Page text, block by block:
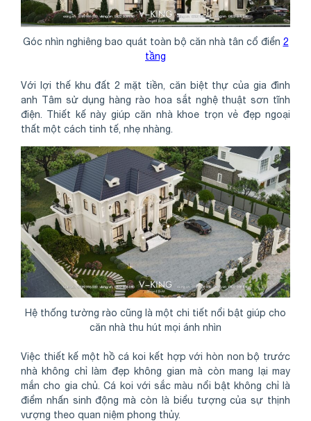
Góc nhìn nghiêng bao quát toàn bộ căn nhà tân cổ điển 2
tầng
Với lợi thế khu đất 2 mặt tiền, căn biệt thự của gia đình
anh Tâm sử dụng hàng rào hoa sắt nghệ thuật sơn tĩnh
điện. Thiết kế này giúp căn nhà khoe trọn vẻ đẹp ngoại
thất một cách tinh tế, nhẹ nhàng.
Hệ thống tường rào cũng là một chi tiết nổi bật giúp cho
căn nhà thu hút mọi ánh nhìn
Việc thiết kế một hồ cá koi kết hợp với hòn non bộ trước
nhà không chỉ làm đẹp không gian mà còn mang lại may
mắn cho gia chủ. Cá koi với sắc màu nổi bật không chỉ là
điểm nhấn sinh động mà còn là biểu tượng của sự thịnh
vượng theo quan niệm phong thủy.